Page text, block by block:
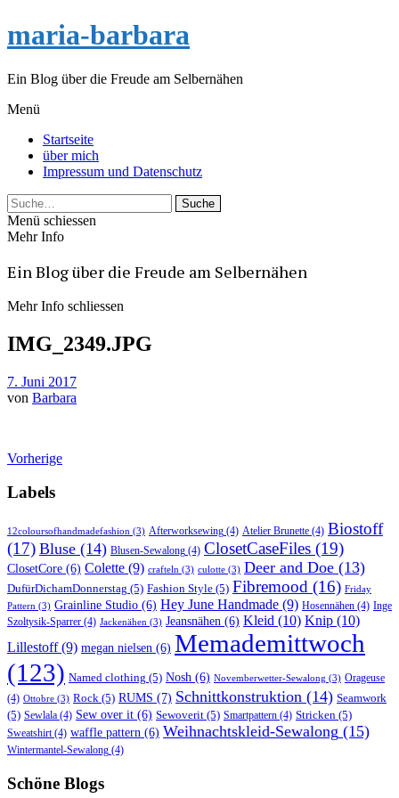
maria-barbara
Ein Blog über die Freude am Selbernähen
Menü
Startseite
über mich
Impressum und Datenschutz
Suche
Menü schiessen
Mehr Info
Ein Blog über die Freude am Selbernähen
Mehr Info schliessen
IMG_2349.JPG
7. Juni 2017
von Barbara
Vorherige
Labels
12coloursofhandmadefashion (3) Afterworksewing (4) Atelier Brunette (4) Biostoff
(17) Bluse (14) Blusen-Sewalong (4) ClosetCaseFiles (19)
ClosetCore (6) Colette (9) crafteln (3) culotte (3) Deer and Doe (13)
DufürDichamDonnerstag (5) Fashion Style (5) Fibremood (16) Friday
Pattern (3) Grainline Studio (6) Hey June Handmade (9) Hosennähen (4) Inge
Szoltysik-Sparrer (4) Jackenähen (3) Jeansnähen (6) Kleid (10) Knip (10)
Lillestoff(9) megan nielsen (6) Memademittwoch
(123) Named clothing (5) Nosh (6) Novemberwetter-Sewalong (3) Orageuse
(4) Ottobre (3) Rock (5) RUMS (7) Schnittkonstruktion (14) Seamwork
(5) Sewlala (4) Sew over it (6) Sewoverit (5) Smartpattern (4) Stricken (5)
Sweatshirt(4) waffle pattern (6) Weihnachtskleid-Sewalong (15)
Wintermantel-Sewalong (4)
Schöne Blogs